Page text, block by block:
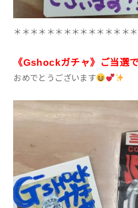
＊＊＊＊＊＊＊＊＊＊＊＊＊＊＊
《Gshockガチャ》ご当選
おめでとうございます